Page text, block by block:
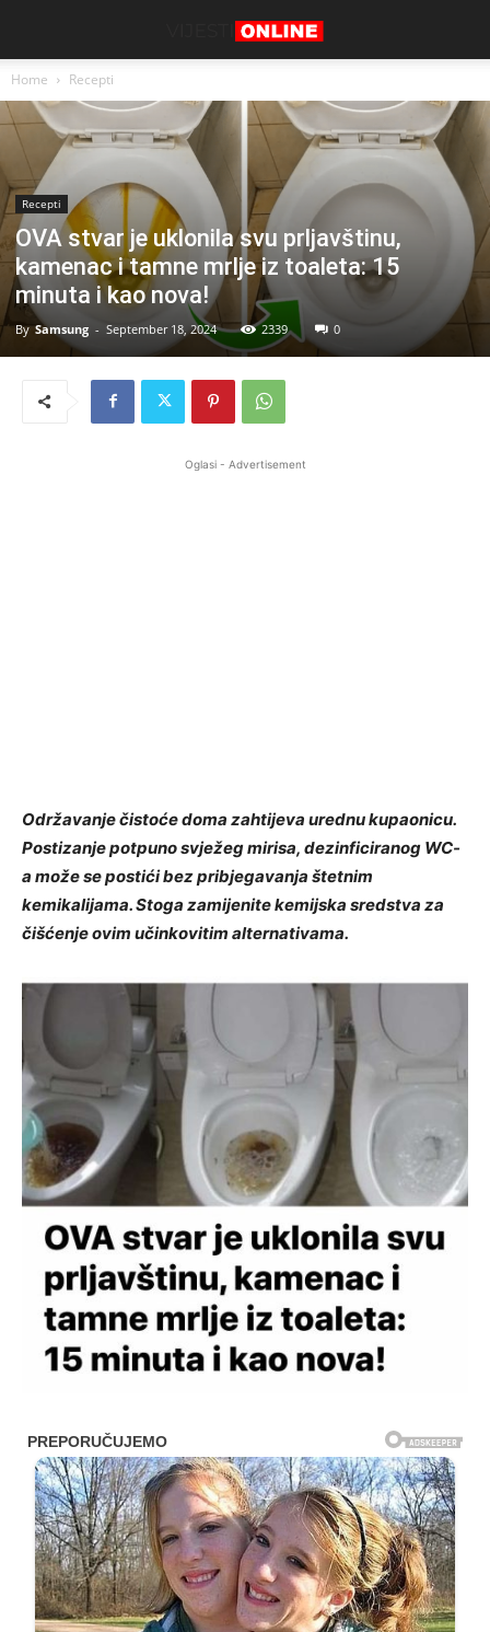
Home Recepti
Recepti
OVA stvar je uklonila svu prljavštinu,
kamenac i tamne mrlje iz toaleta: 15
minuta i kao nova!
By Samsung - September 18, 2024 2339 0
Oglasi - Advertisement
Održavanje čistoće doma zahtijeva urednu kupaonicu.
Postizanje potpuno svježeg mirisa, dezinficiranog WC-
a može se postići bez pribjegavanja štetnim
kemikalijama. Stoga zamijenite kemijska sredstva za
čišćenje ovim učinkovitim alternativama.